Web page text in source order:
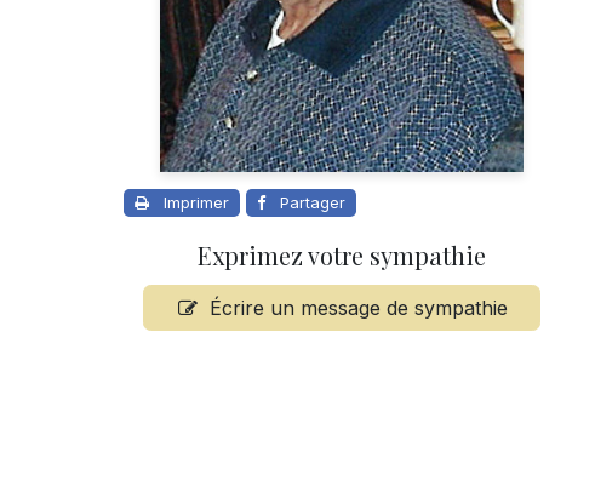
Imprimer Partager
Exprimez votre sympathie
Écrire un message de sympathie